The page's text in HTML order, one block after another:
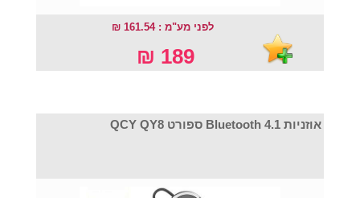
לפני מע"מ : 161.54 ₪
189 ₪
אוזניות Bluetooth 4.1 ספורט QCY QY8